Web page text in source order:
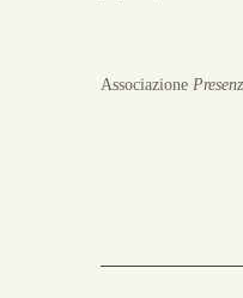
Associazione